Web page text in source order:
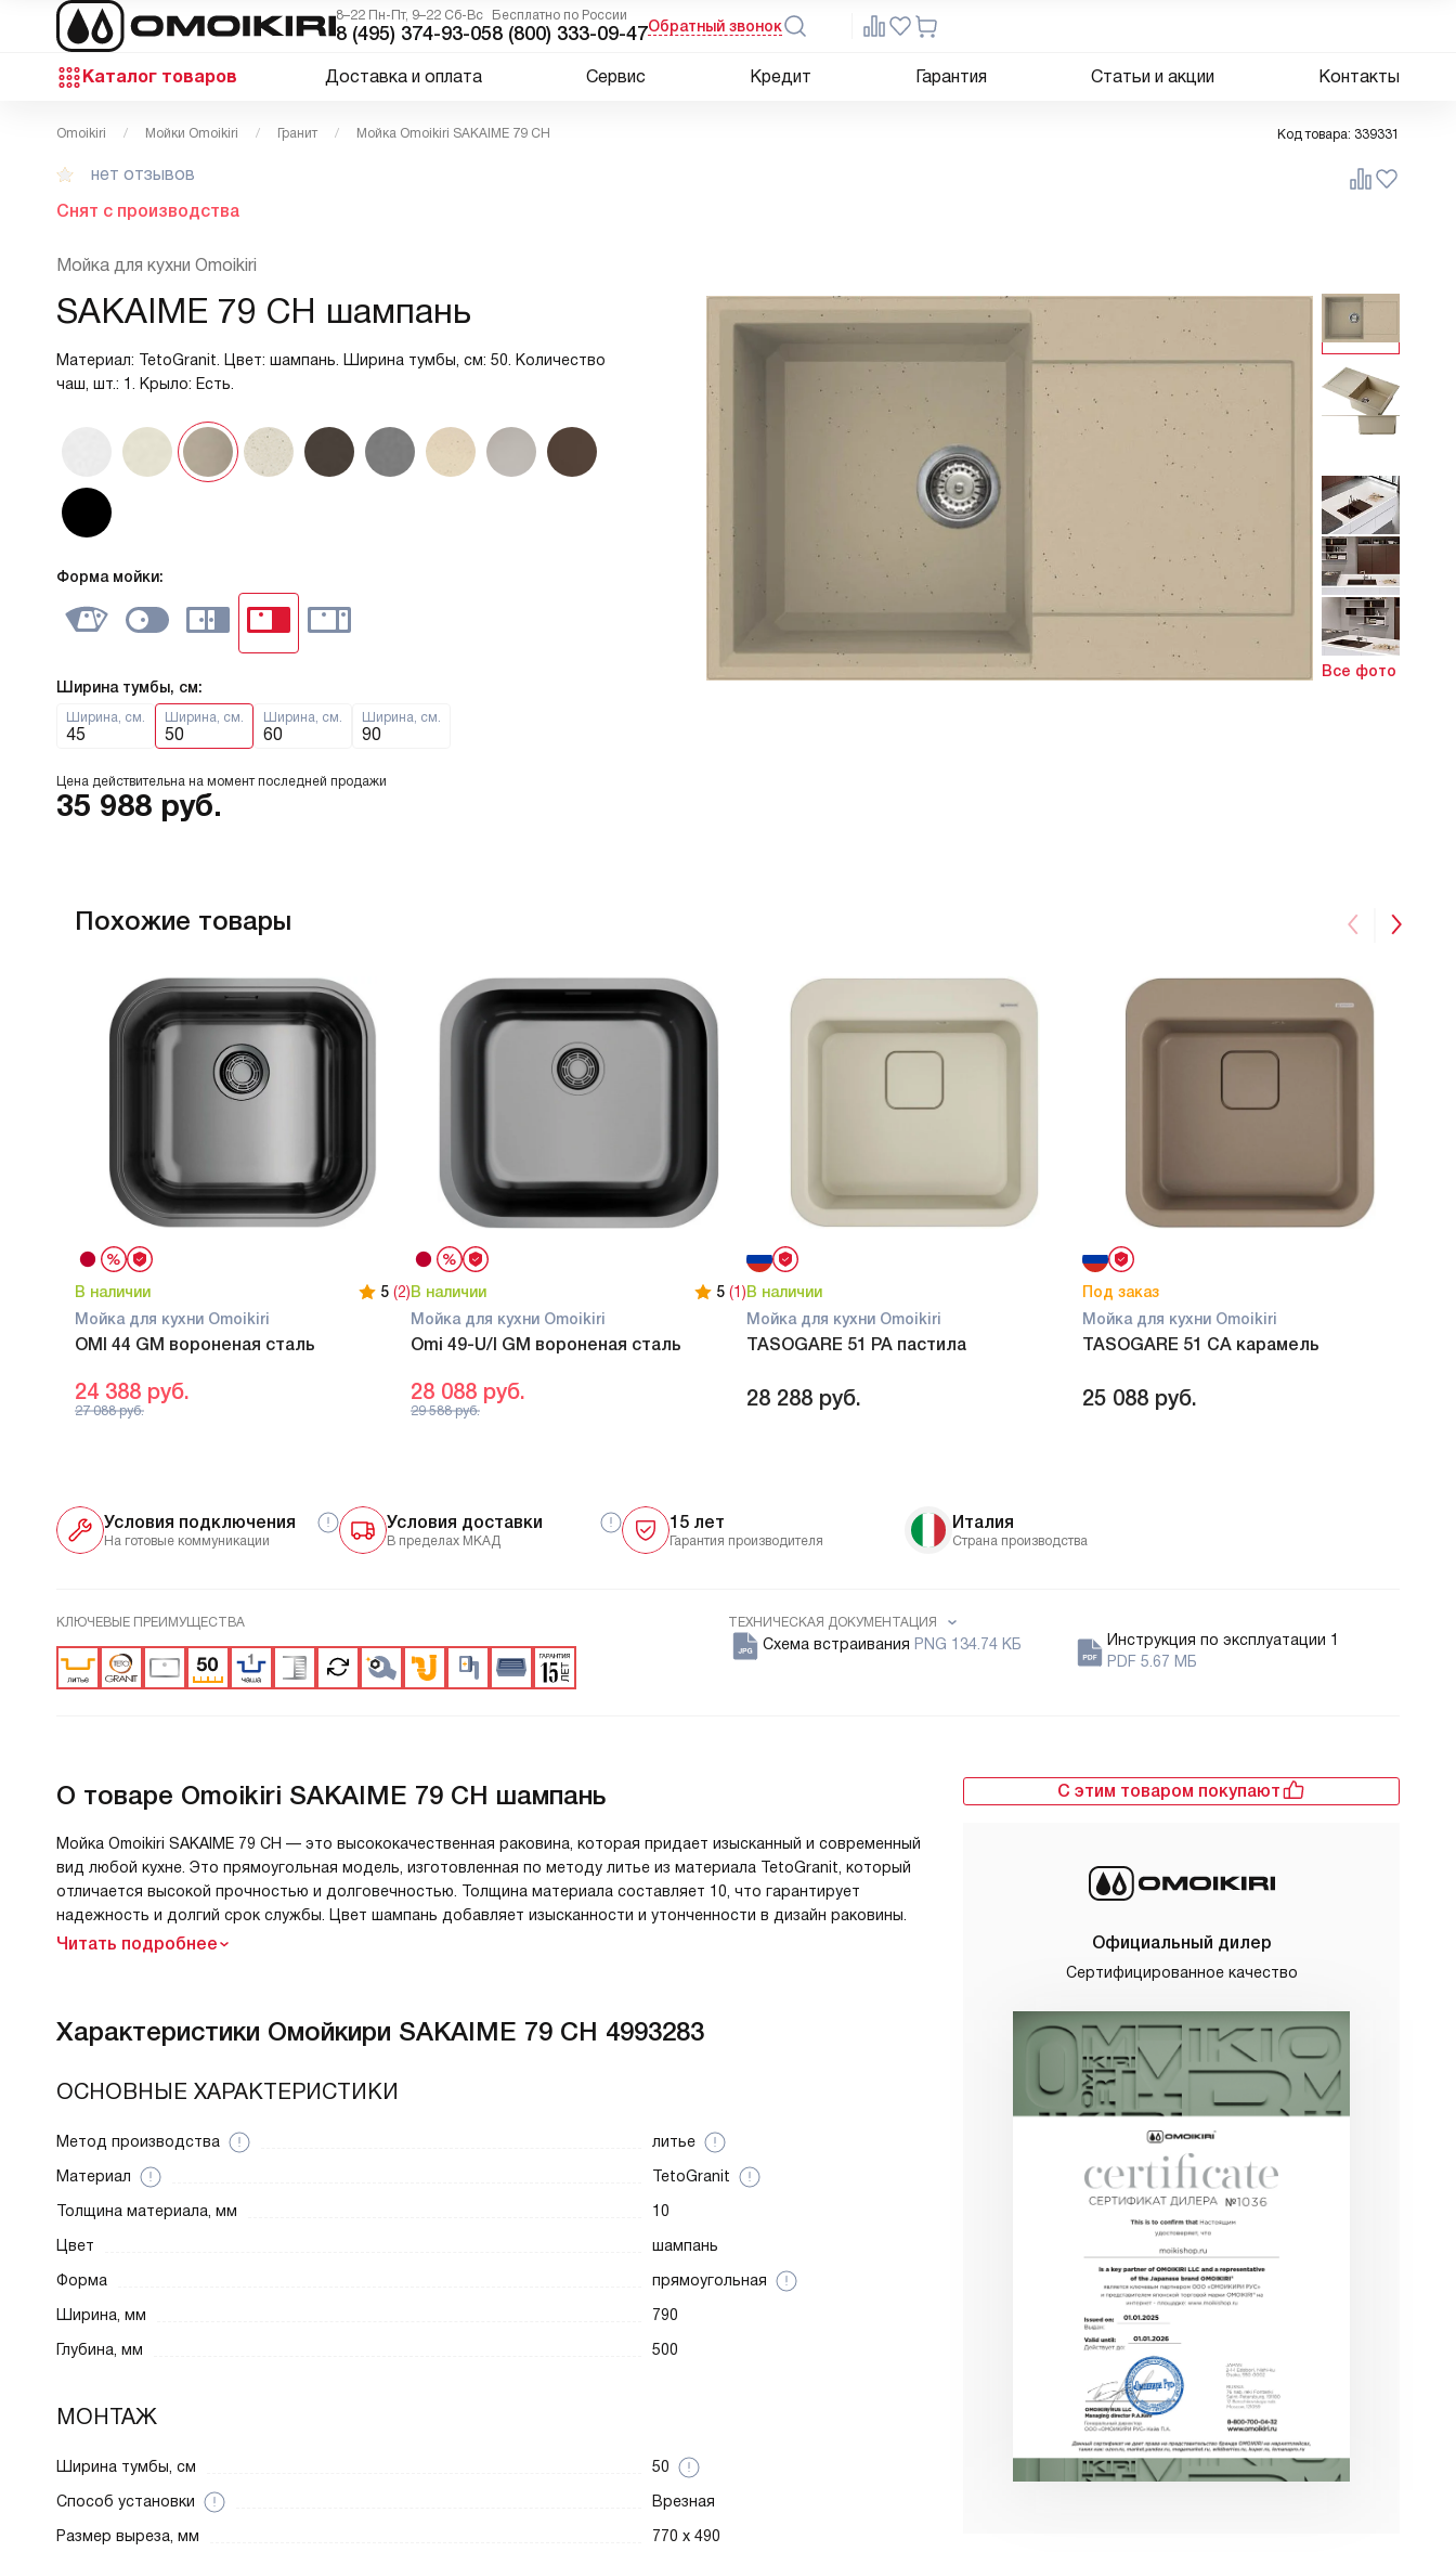
8–22 Пн-Пт, 9–22 Сб-Вс
8 (495) 374-93-05
Бесплатно по России
8 (800) 333-09-47Обратный звонок
Каталог товаров Доставка и оплата Сервис Кредит Гарантия Статьи и акции Контакты
Omoikiri Мойки Omoikiri Гранит Мойка Omoikiri SAKAIME 79 CH Код товара: 339331
нет отзывов
Снят с производства
Мойка для кухни Omoikiri
SAKAIME 79 CH шампань
Материал: TetoGranit. Цвет: шампань. Ширина тумбы, см: 50. Количество
чаш, шт.: 1. Крыло: Есть.
Форма мойки:
Ширина тумбы, см:
Ширина, см.
45
Ширина, см.
50
Ширина, см.
60
Ширина, см.
90
Цена действительна на момент последней продажи
35 988 руб.
Все фото
Похожие товары
В наличии 5 (2)
Мойка для кухни Omoikiri
OMI 44 GM вороненая сталь
24 388 руб.
27 088руб.
В наличии 5 (1)
Мойка для кухни Omoikiri
Omi 49-U/I GM вороненая сталь
28 088 руб.
29 588руб.
В наличии
Мойка для кухни Omoikiri
TASOGARE 51 PA пастила
28 288 руб.
Под заказ
Мойка для кухни Omoikiri
TASOGARE 51 CA карамель
25 088 руб.
Условия доставки
В пределах МКАД
15 лет
Гарантия производителя
Условия подключения
На готовые коммуникации
Италия
Страна производства
КЛЮЧЕВЫЕ ПРЕИМУЩЕСТВА ТЕХНИЧЕСКАЯ ДОКУМЕНТАЦИЯ
Схема встраивания PNG 134.74 КБ
Инструкция по эксплуатации 1
PDF 5.67 МБ
С этим товаром покупают
Официальный дилер
Сертифицированное качество
О товаре Omoikiri SAKAIME 79 CH шампань
Мойка Omoikiri SAKAIME 79 CH — это высококачественная раковина, которая придает изысканный и современный
вид любой кухне. Это прямоугольная модель, изготовленная по методу литье из материала TetoGranit, который
отличается высокой прочностью и долговечностью. Толщина материала составляет 10, что гарантирует
надежность и долгий срок службы. Цвет шампань добавляет изысканности и утонченности в дизайн раковины.
Читать подробнее
Характеристики Омойкири SAKAIME 79 CH 4993283
ОСНОВНЫЕ ХАРАКТЕРИСТИКИ
Метод производства
литье
Материал
TetoGranit
Толщина материала, мм
10
Цвет
шампань
Форма
прямоугольная
Ширина, мм
790
Глубина, мм
500
МОНТАЖ
Ширина тумбы, см
50
Способ установки
Врезная
Размер выреза, мм
770 x 490